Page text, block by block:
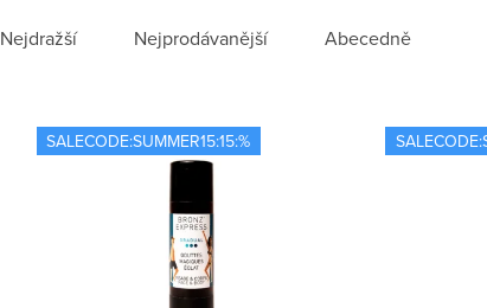
Nejdražší Nejprodávanější Abecedně
SALECODE:SUMMER15:15:%